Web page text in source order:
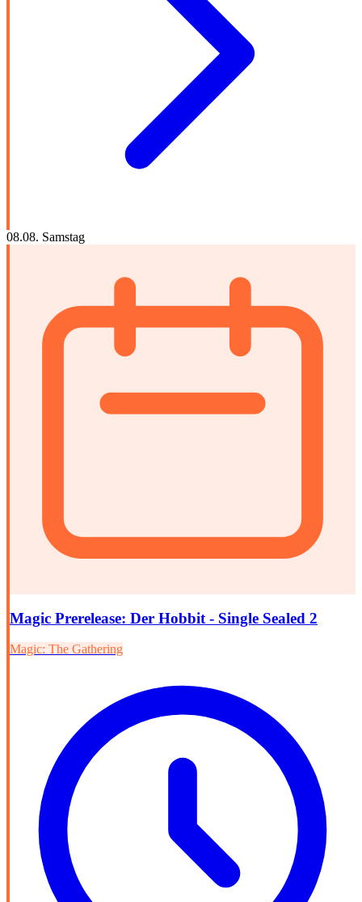
08.08. Samstag
Magic Prerelease: Der Hobbit - Single Sealed 2
Magic: The Gathering